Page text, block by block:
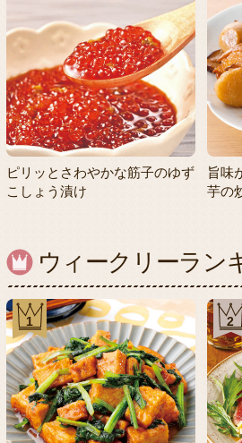
ピリッとさわやかな筋子のゆず
こしょう漬け
旨味
芋の
ウィークリーラン
1 2